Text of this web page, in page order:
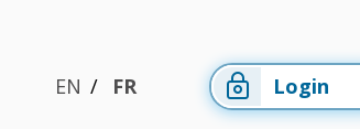
EN FR Login